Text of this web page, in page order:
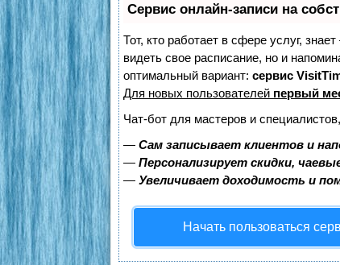
Сервис онлайн-записи на
Тот, кто работает в сфере услуг,
видеть свое расписание, но и
оптимальный вариант: сервис
Для новых пользователей первый
Чат-бот для мастеров и
— Сам записывает клиентов и
— Персонализирует скидки,
— Увеличивает доходимость и
Начать пользоваться